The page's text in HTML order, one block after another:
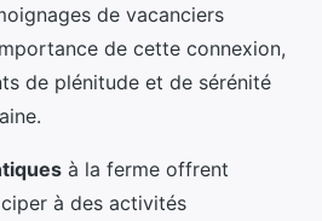
de vacanciers
de cette connexion,
de plénitude et de sérénité
à la ferme offrent
à des activités